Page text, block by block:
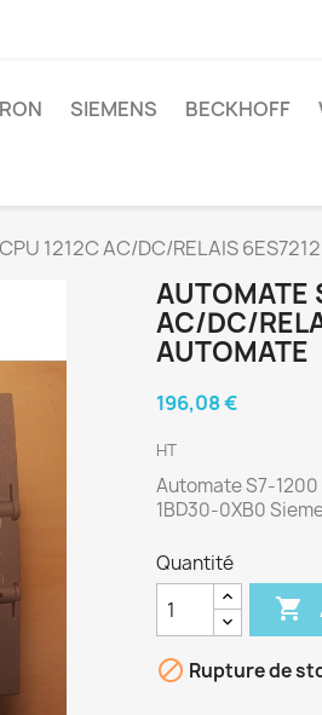
SIEMENS BECKHOFF
1212C AC/DC/RELAIS
AUTOMATE
AC/DC/
AUTOMATE
196,08 €
HT
Automate S7-1200
1BD30-0XB0
Quantité

 Rupture de